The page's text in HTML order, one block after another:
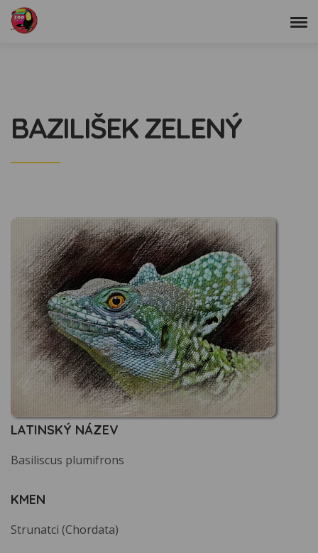
BAZILIŠEK ZELENÝ
LATINSKÝ NÁZEV
Basiliscus plumifrons
KMEN
Strunatci (Chordata)